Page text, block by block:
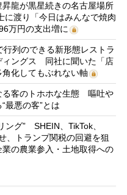
昇龍が黒星続きの名古屋場所
に渡り「今日はみんなで焼肉
万円の支出増に
行列のできる新形態レストラ
ィングス 同社に聞いた「店
化してもぶれない軸
る客のトホホな生態 嘔吐や
最悪の客”とは
ング” SHEIN、TikTok、
、トランプ関税の回避を狙
の農業参入・土地取得への